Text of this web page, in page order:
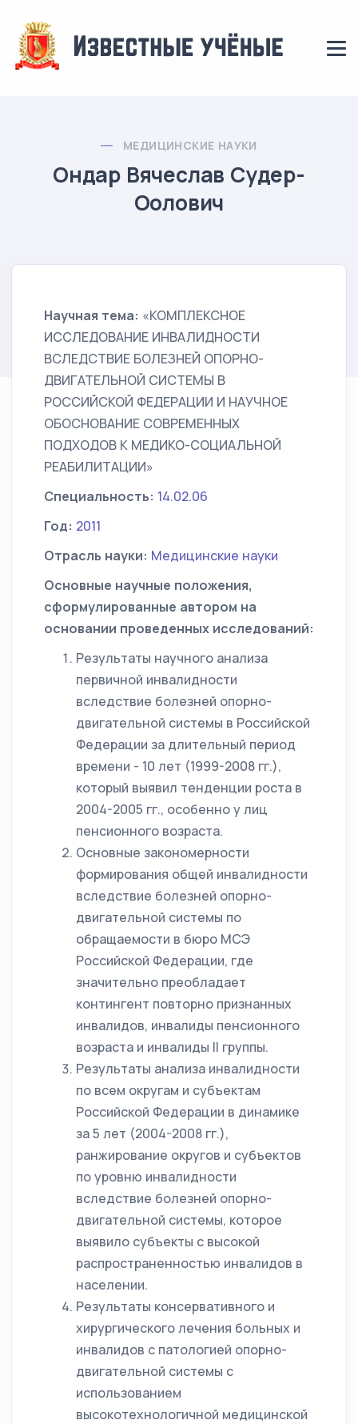
МЕДИЦИНСКИЕ НАУКИ
Ондар Вячеслав Судер-
Оолович
Научная тема: «КОМПЛЕКСНОЕ
ИССЛЕДОВАНИЕ ИНВАЛИДНОСТИ
ВСЛЕДСТВИЕ БОЛЕЗНЕЙ ОПОРНО-
ДВИГАТЕЛЬНОЙ СИСТЕМЫ В
РОССИЙСКОЙ ФЕДЕРАЦИИ И НАУЧНОЕ
ОБОСНОВАНИЕ СОВРЕМЕННЫХ
ПОДХОДОВ К МЕДИКО-СОЦИАЛЬНОЙ
РЕАБИЛИТАЦИИ»
Специальность: 14.02.06
Год: 2011
Отрасль науки: Медицинские науки
Основные научные положения,
сформулированные автором на
основании проведенных исследований:
Результаты научного анализа
первичной инвалидности
вследствие болезней опорно-
двигательной системы в Российской
Федерации за длительный период
времени - 10 лет (1999-2008 гг.),
который выявил тенденции роста в
2004-2005 гг., особенно у лиц
пенсионного возраста.
Основные закономерности
формирования общей инвалидности
вследствие болезней опорно-
двигательной системы по
обращаемости в бюро МСЭ
Российской Федерации, где
значительно преобладает
контингент повторно признанных
инвалидов, инвалиды пенсионного
возраста и инвалиды II группы.
Результаты анализа инвалидности
по всем округам и субъектам
Российской Федерации в динамике
за 5 лет (2004-2008 гг.),
ранжирование округов и субъектов
по уровню инвалидности
вследствие болезней опорно-
двигательной системы, которое
выявило субъекты с высокой
распространенностью инвалидов в
населении.
Результаты консервативного и
хирургического лечения больных и
инвалидов с патологией опорно-
двигательной системы с
использованием
высокотехнологичной медицинской